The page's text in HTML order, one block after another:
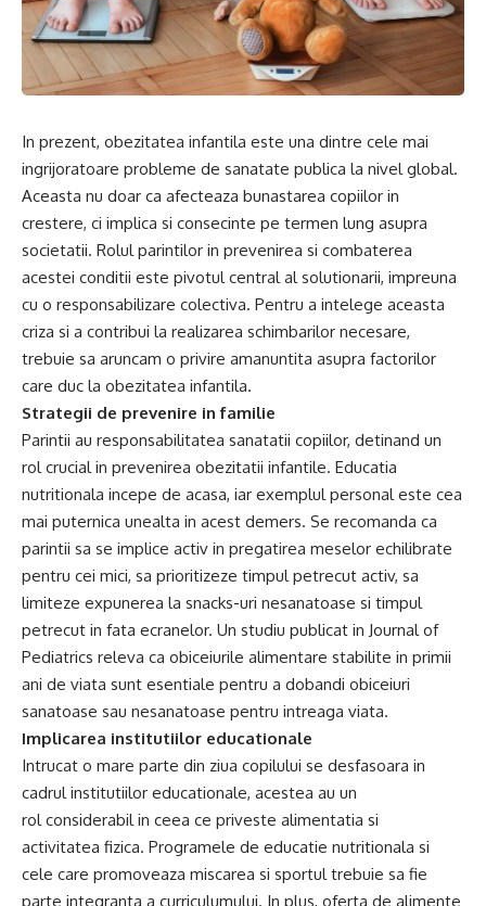
In prezent, obezitatea infantila este una dintre cele mai
ingrijoratoare probleme de sanatate publica la nivel global.
Aceasta nu doar ca afecteaza bunastarea copiilor in
crestere, ci implica si consecinte pe termen lung asupra
societatii. Rolul parintilor in prevenirea si combaterea
acestei conditii este pivotul central al solutionarii, impreuna
cu o responsabilizare colectiva. Pentru a intelege aceasta
criza si a contribui la realizarea schimbarilor necesare,
trebuie sa aruncam o privire amanuntita asupra factorilor
care duc la obezitatea infantila.
Strategii de prevenire in familie
Parintii au responsabilitatea sanatatii copiilor, detinand un
rol crucial in prevenirea obezitatii infantile. Educatia
nutritionala incepe de acasa, iar exemplul personal este cea
mai puternica unealta in acest demers. Se recomanda ca
parintii sa se implice activ in pregatirea meselor echilibrate
pentru cei mici, sa prioritizeze timpul petrecut activ, sa
limiteze expunerea la snacks-uri nesanatoase si timpul
petrecut in fata ecranelor. Un studiu publicat in Journal of
Pediatrics releva ca obiceiurile alimentare stabilite in primii
ani de viata sunt esentiale pentru a dobandi obiceiuri
sanatoase sau nesanatoase pentru intreaga viata.
Implicarea institutiilor educationale
Intrucat o mare parte din ziua copilului se desfasoara in
cadrul institutiilor educationale, acestea au un
rol considerabil in ceea ce priveste alimentatia si
activitatea fizica. Programele de educatie nutritionala si
cele care promoveaza miscarea si sportul trebuie sa fie
parte integranta a curriculumului. In plus, oferta de alimente